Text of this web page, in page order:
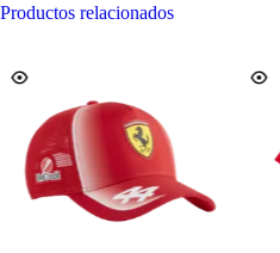
Productos relacionados